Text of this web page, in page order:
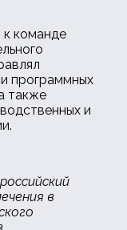
к команде
программных
также
и
в